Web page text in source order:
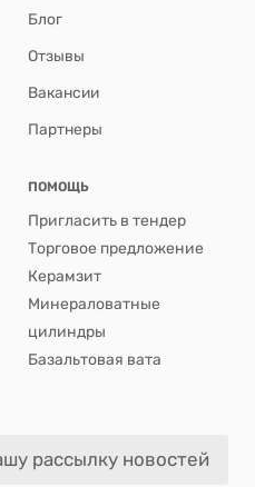
Блог
Отзывы
Вакансии
Партнеры
ПОМОЩЬ
Пригласить в тендер
Торговое предложение
Керамзит
Минераловатные
цилиндры
Базальтовая вата
рассылку новостей